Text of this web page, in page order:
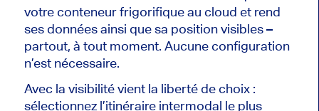
votre conteneur frigorifique au cloud et rend
ses données ainsi que sa position visibles –
partout, à tout moment. Aucune configuration
n’est nécessaire.
Avec la visibilité vient la liberté de choix :
sélectionnez l’itinéraire intermodal le plus